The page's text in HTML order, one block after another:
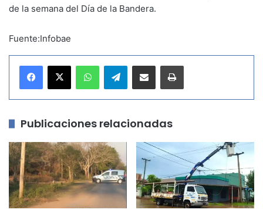
de la semana del Día de la Bandera.
Fuente:Infobae
Telegram
Publicaciones relacionadas